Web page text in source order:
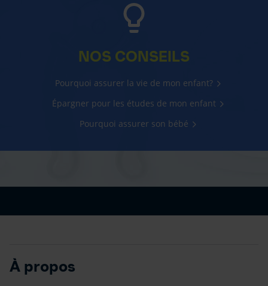
NOS CONSEILS
Pourquoi assurer la vie de mon enfant?
Épargner pour les études de mon enfant
Pourquoi assurer son bébé
À propos